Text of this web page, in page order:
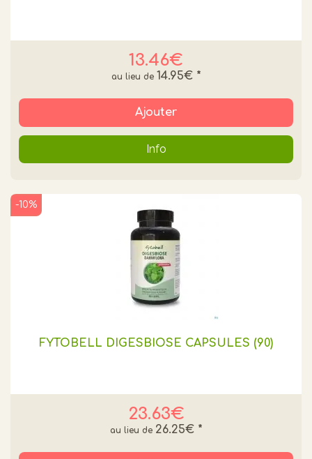
13.46€
14.95€ *
Ajouter
Info
FYTOBELL DIGESBIOSE CAPSULES (90)
23.63€
-10%
26.25€ *